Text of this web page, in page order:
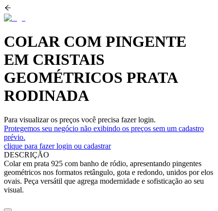
COLAR COM PINGENTE
EM CRISTAIS
GEOMÉTRICOS PRATA
RODINADA
Para visualizar os preços você precisa fazer login.
Protegemos seu negócio não exibindo os preços sem um cadastro
prévio.
clique para fazer login ou cadastrar
DESCRIÇÃO
Colar em prata 925 com banho de ródio, apresentando pingentes
geométricos nos formatos retângulo, gota e redondo, unidos por elos
ovais. Peça versátil que agrega modernidade e sofisticação ao seu
visual.